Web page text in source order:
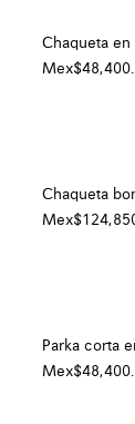
Chaqueta
Chaqueta
Parka corta